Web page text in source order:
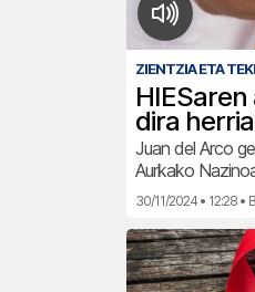
ZIENTZIA ETA
dira
Juan del Arco
Aurkako
30/11/2024 • 12:28 •